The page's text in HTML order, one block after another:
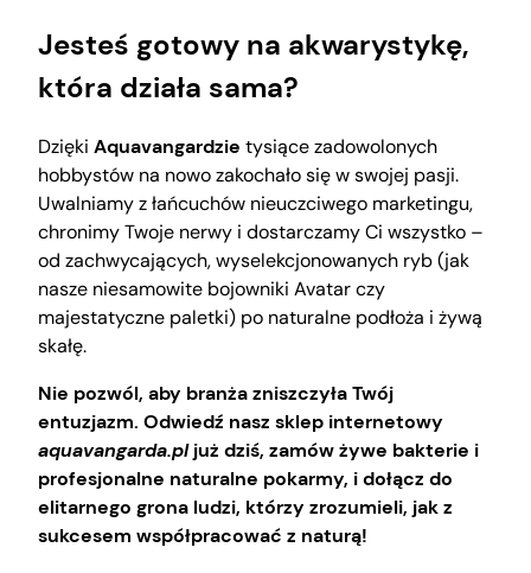
Jesteś gotowy na akwarystykę,
która działa sama?
Dzięki Aquavangardzie tysiące zadowolonych
hobbystów na nowo zakochało się w swojej pasji.
Uwalniamy z łańcuchów nieuczciwego marketingu,
chronimy Twoje nerwy i dostarczamy Ci wszystko –
od zachwycających, wyselekcjonowanych ryb (jak
nasze niesamowite bojowniki Avatar czy
majestatyczne paletki) po naturalne podłoża i żywą
skałę.
Nie pozwól, aby branża zniszczyła Twój
entuzjazm. Odwiedź nasz sklep internetowy
aquavangarda.pljuż dziś, zamów żywe bakterie i
profesjonalne naturalne pokarmy, i dołącz do
elitarnego grona ludzi, którzy zrozumieli, jak z
sukcesem współpracować z naturą!